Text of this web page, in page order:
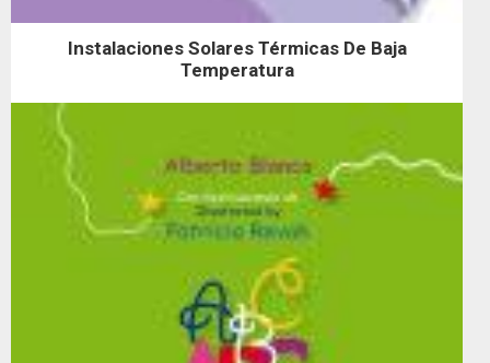
Instalaciones Solares Térmicas De Baja
Temperatura